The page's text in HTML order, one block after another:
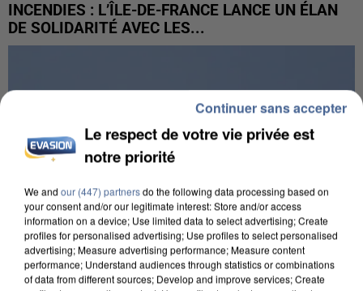
INCENDIES : L’ÎLE-DE-FRANCE LANCE UN ÉLAN
DE SOLIDARITÉ AVEC LES...
Le respect de votre vie privée est
notre priorité
We and our (447) partnersdo the following data processing based on
your consent and/or our legitimate interest: Store and/or access
information on a device; Use limited data to select advertising; Create
profiles for personalised advertising; Use profiles to select personalised
advertising; Measure advertising performance; Measure content
performance; Understand audiences through statistics or combinations
of data from different sources; Develop and improve services; Create
Continuer sans accepter